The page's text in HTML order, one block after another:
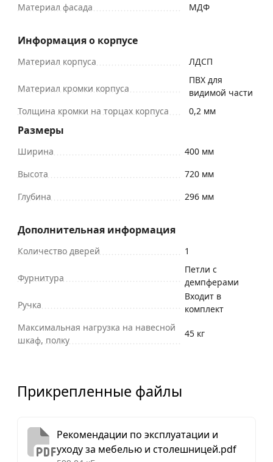
Материал фасада МДФ
Информация о корпусе
Материал корпуса ЛДСП
Материал кромки корпуса
ПВХ для
видимой части
Толщина кромки на торцах корпуса
0,2 мм
Размеры
Ширина
400 мм
Высота
720 мм
Глубина
296 мм
Дополнительная информация
Количество дверей 1
Фурнитура
Петли с
демпферами
Ручка
Входит в
комплект
Максимальная нагрузка на навесной
шкаф, полку
45 кг
Прикрепленные файлы
Рекомендации по эксплуатации и
уходу за мебелью и столешницей.pdf